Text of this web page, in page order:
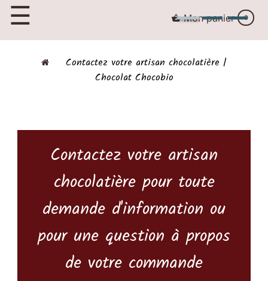
Basculer
la
navigation
☰ Mon panier 0
Contactez votre artisan chocolatière |
Chocolat Chocobio
Contactez votre artisan
chocolatière pour toute
demande d'information ou
pour une question à propos
de votre commande